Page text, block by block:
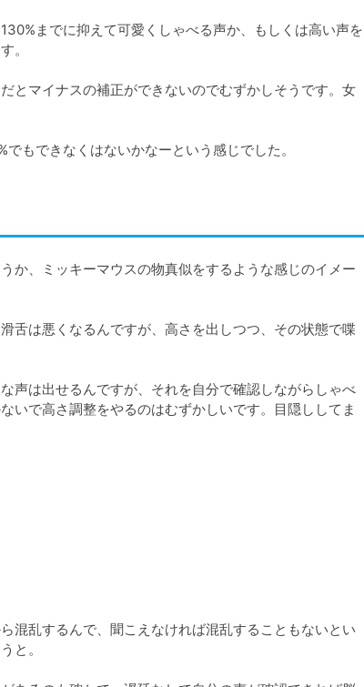
までに抑えて可愛くしゃべる声か、もしくは高い声を
。
とマイナスの補正ができないのでむずかしそうです。女
もできなくはないかなーという感じでした。
か、ミッキーマウスの物真似をするような感じのイメー
舌は悪くなるんですが、高さを出しつつ、その状態で喋
声は出せるんですが、それを自分で確認しながらしゃべ
いで高さ調整をやるのはむずかしいです。目隠ししてま
混乱するんで、聞こえなければ混乱することもないとい
と。